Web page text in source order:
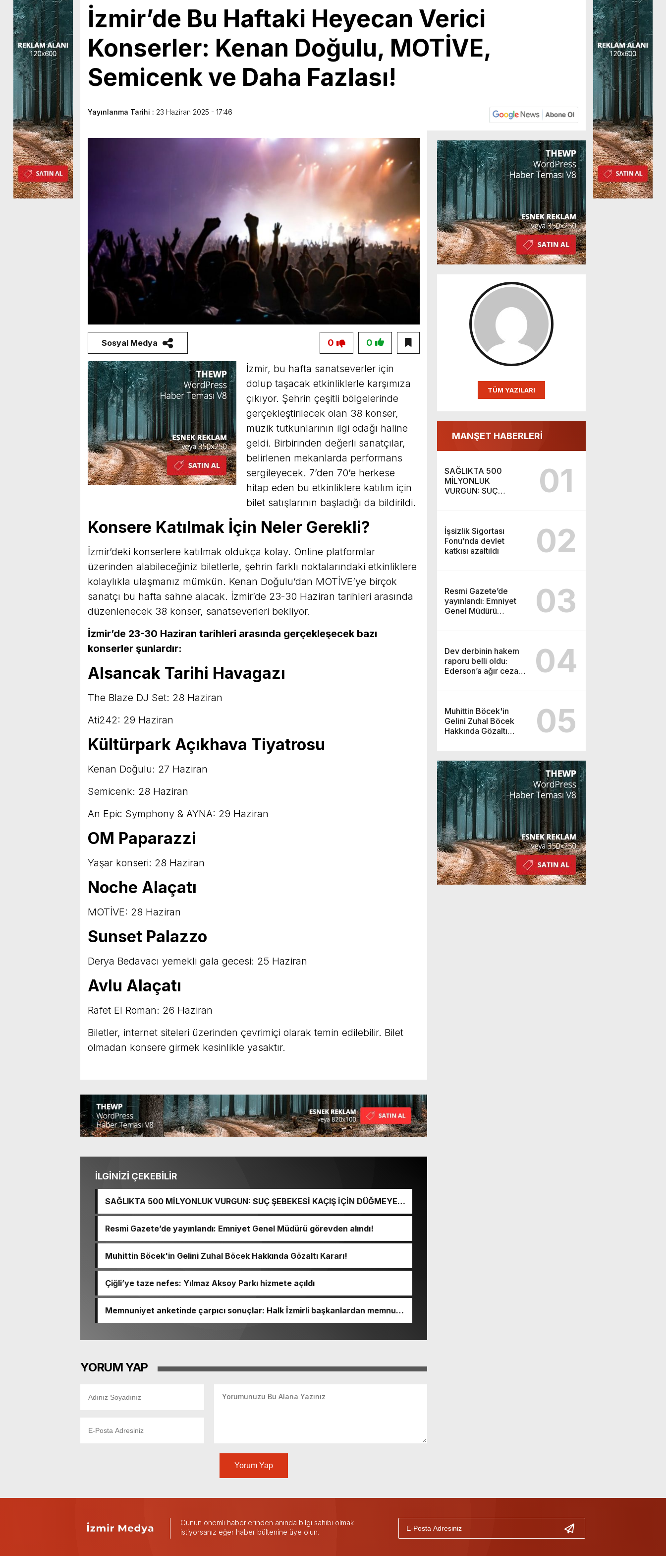
İzmir’de Bu Haftaki Heyecan Verici
Konserler: Kenan Doğulu, MOTİVE,
Semicenk ve Daha Fazlası!
Yayınlanma Tarihi : 23 Haziran 2025 - 17:46
TÜM YAZILARI
MANŞET HABERLERİ
SAĞLIKTA 500
MİLYONLUK
VURGUN: SUÇ
01
İşsizlik Sigortası
Fonu'nda devlet
katkısı azaltıldı
02
Resmi Gazete’de
yayınlandı: Emniyet
Genel Müdürü
03
Dev derbinin hakem
raporu belli oldu:
Ederson’a ağır ceza
04
Muhittin Böcek'in
Gelini Zuhal Böcek
Hakkında Gözaltı
05
Sosyal Medya 0
0
İzmir, bu hafta sanatseverler için
dolup taşacak etkinliklerle karşımıza
çıkıyor. Şehrin çeşitli bölgelerinde
gerçekleştirilecek olan 38 konser,
müzik tutkunlarının ilgi odağı haline
geldi. Birbirinden değerli sanatçılar,
belirlenen mekanlarda performans
sergileyecek. 7’den 70’e herkese
hitap eden bu etkinliklere katılım için
bilet satışlarının başladığı da bildirildi.
Konsere Katılmak İçin Neler Gerekli?
İzmir’deki konserlere katılmak oldukça kolay. Online platformlar
üzerinden alabileceğiniz biletlerle, şehrin farklı noktalarındaki etkinliklere
kolaylıkla ulaşmanız mümkün. Kenan Doğulu’dan MOTİVE’ye birçok
sanatçı bu hafta sahne alacak. İzmir’de 23-30 Haziran tarihleri arasında
düzenlenecek 38 konser, sanatseverleri bekliyor.
İzmir’de 23-30 Haziran tarihleri arasında gerçekleşecek bazı
konserler şunlardır:
Alsancak Tarihi Havagazı
The Blaze DJ Set: 28 Haziran
Ati242: 29 Haziran
Kültürpark Açıkhava Tiyatrosu
Kenan Doğulu: 27 Haziran
Semicenk: 28 Haziran
An Epic Symphony & AYNA: 29 Haziran
OM Paparazzi
Yaşar konseri: 28 Haziran
Noche Alaçatı
MOTİVE: 28 Haziran
Sunset Palazzo
Derya Bedavacı yemekli gala gecesi: 25 Haziran
Avlu Alaçatı
Rafet El Roman: 26 Haziran
Biletler, internet siteleri üzerinden çevrimiçi olarak temin edilebilir. Bilet
olmadan konsere girmek kesinlikle yasaktır.
İLGİNİZİ ÇEKEBİLİR
SAĞLIKTA 500 MİLYONLUK VURGUN: SUÇ ŞEBEKESİ KAÇIŞ İÇİN DÜĞMEYE
BASTI!
Resmi Gazete’de yayınlandı: Emniyet Genel Müdürü görevden alındı!
Muhittin Böcek'in Gelini Zuhal Böcek Hakkında Gözaltı Kararı!
Çiğli’ye taze nefes: Yılmaz Aksoy Parkı hizmete açıldı
Memnuniyet anketinde çarpıcı sonuçlar: Halk İzmirli başkanlardan memnun,
Ömer Eşki ilk sırada
YORUM YAP
Yorum Yap
Günün önemli haberlerinden anında bilgi sahibi olmak
istiyorsanız eğer haber bültenine üye olun.